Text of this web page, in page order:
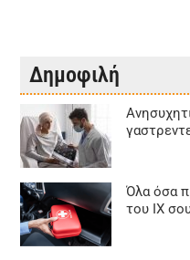
Δημοφιλή
Όλα όσα
του ΙΧ